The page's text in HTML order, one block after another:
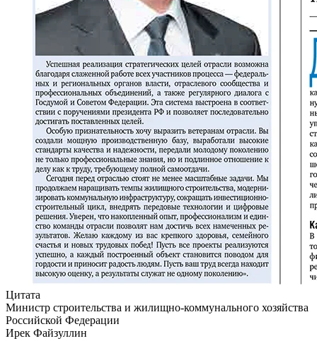
Цитата
Министр строительства и жилищно-коммунального хозяйства
Российской Федерации
Ирек Файзуллин